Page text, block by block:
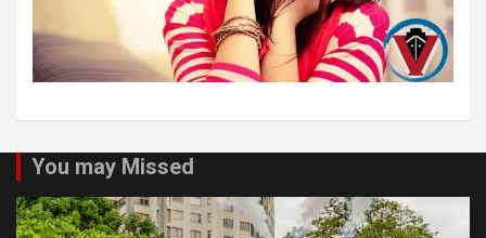
You may Missed